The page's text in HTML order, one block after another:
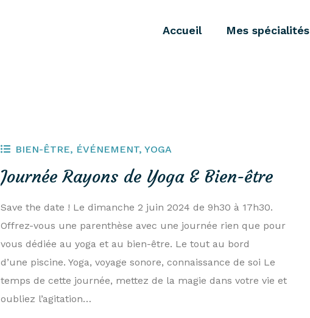
Accueil Mes spécialités
BIEN-ÊTRE, ÉVÉNEMENT,YOGA
Journée Rayons de Yoga & Bien-être
Save the date ! Le dimanche 2 juin 2024 de 9h30 à 17h30.
Offrez-vous une parenthèse avec une journée rien que pour
vous dédiée au yoga et au bien-être. Le tout au bord
d’une piscine. Yoga, voyage sonore, connaissance de soi Le
temps de cette journée, mettez de la magie dans votre vie et
oubliez l’agitation…